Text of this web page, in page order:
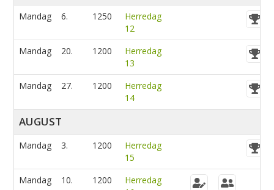
Mandag 6. 1250
Herredag
12
Mandag
20. 1200
Herredag
13
Mandag
27. 1200
Herredag
14
AUGUST
Mandag 3. 1200
Herredag
15
Mandag
10. 1200
Herredag